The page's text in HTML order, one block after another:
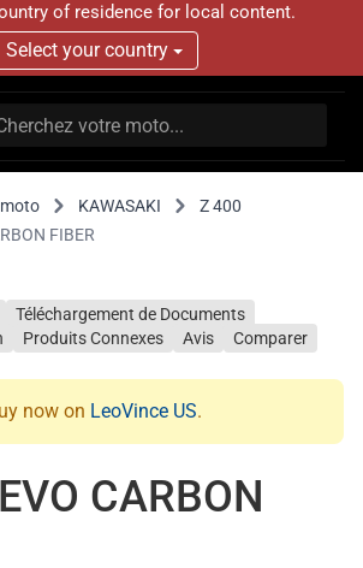
of residence for local content.
Select your country
KAWASAKI
Z 400
FIBER
Téléchargement de Documents
Produits Connexes Avis Comparer
now on LeoVince US.
CARBON